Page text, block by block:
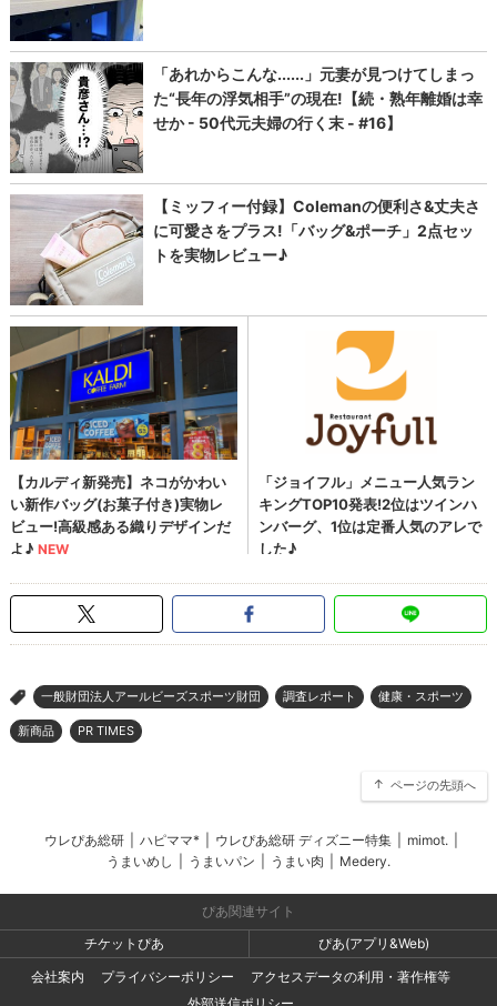
> 一般財団法人アールビーズスポーツ財団 調査レポート 健康・スポーツ
新商品 PR TIMES
ページの先頭へ
ウレぴあ総研 ハピママ* ウレぴあ総研 ディズニー特集 mimot.
うまいめし
うまいパン うまい肉 Medery.
ぴあ関連サイト
チケットぴあ
ぴあ(アプリ&Web)
会社案内
プライバシーポリシー
アクセスデータの利用・著作権等